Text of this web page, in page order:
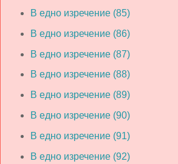
В едно изречение (85)
В едно изречение (86)
В едно изречение (87)
В едно изречение (88)
В едно изречение (89)
В едно изречение (90)
В едно изречение (91)
В едно изречение (92)